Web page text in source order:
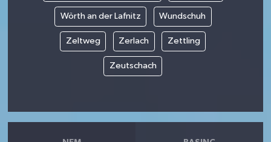
Wörth an der Lafnitz Wundschuh
Zeltweg Zerlach Zettling
Zeutschach